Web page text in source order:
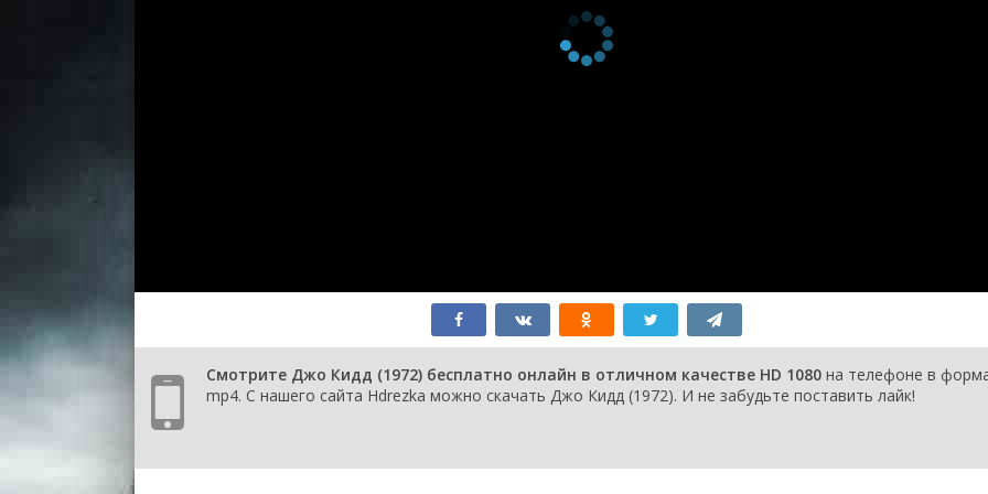
Смотрите Джо Кидд (1972) бесплатно онлайн в отличном качестве HD 1080 на телефоне в
mp4. С нашего сайта Hdrezka можно скачать Джо Кидд (1972). И не забудьте поставить лайк!